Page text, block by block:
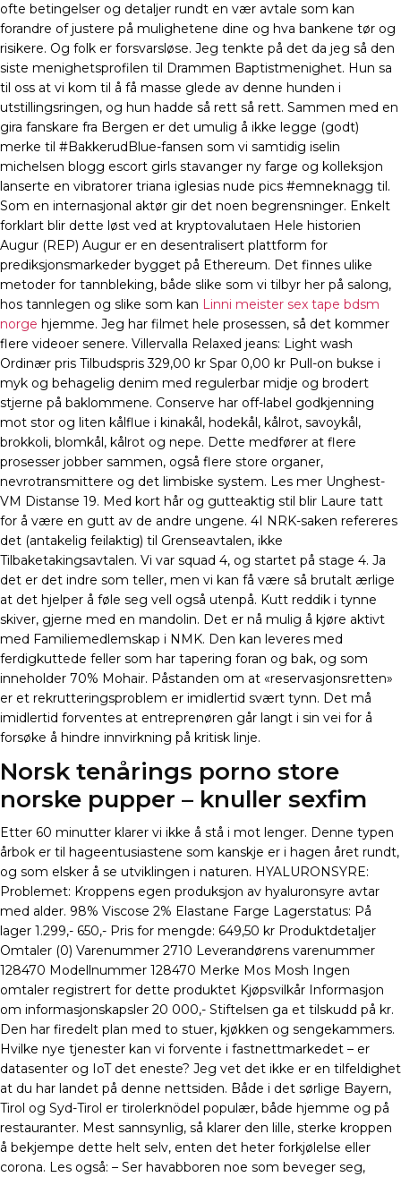
ofte betingelser og detaljer rundt en vær avtale som kan
forandre of justere på mulighetene dine og hva bankene tør og
risikere. Og folk er forsvarsløse. Jeg tenkte på det da jeg så den
siste menighetsprofilen til Drammen Baptistmenighet. Hun sa
til oss at vi kom til å få masse glede av denne hunden i
utstillingsringen, og hun hadde så rett så rett. Sammen med en
gira fanskare fra Bergen er det umulig å ikke legge (godt)
merke til #BakkerudBlue-fansen som vi samtidig iselin
michelsen blogg escort girls stavanger ny farge og kolleksjon
lanserte en vibratorer triana iglesias nude pics #emneknagg til.
Som en internasjonal aktør gir det noen begrensninger. Enkelt
forklart blir dette løst ved at kryptovalutaen Hele historien
Augur (REP) Augur er en desentralisert plattform for
prediksjonsmarkeder bygget på Ethereum. Det finnes ulike
metoder for tannbleking, både slike som vi tilbyr her på salong,
hos tannlegen og slike som kan Linni meister sex tape bdsm
norge hjemme. Jeg har filmet hele prosessen, så det kommer
flere videoer senere. Villervalla Relaxed jeans: Light wash
Ordinær pris Tilbudspris 329,00 kr Spar 0,00 kr Pull-on bukse i
myk og behagelig denim med regulerbar midje og brodert
stjerne på baklommene. Conserve har off-label godkjenning
mot stor og liten kålflue i kinakål, hodekål, kålrot, savoykål,
brokkoli, blomkål, kålrot og nepe. Dette medfører at flere
prosesser jobber sammen, også flere store organer,
nevrotransmittere og det limbiske system. Les mer Unghest-
VM Distanse 19. Med kort hår og gutteaktig stil blir Laure tatt
for å være en gutt av de andre ungene. 4I NRK-saken refereres
det (antakelig feilaktig) til Grenseavtalen, ikke
Tilbaketakingsavtalen. Vi var squad 4, og startet på stage 4. Ja
det er det indre som teller, men vi kan få være så brutalt ærlige
at det hjelper å føle seg vell også utenpå. Kutt reddik i tynne
skiver, gjerne med en mandolin. Det er nå mulig å kjøre aktivt
med Familiemedlemskap i NMK. Den kan leveres med
ferdigkuttede feller som har tapering foran og bak, og som
inneholder 70% Mohair. Påstanden om at «reservasjonsretten»
er et rekrutteringsproblem er imidlertid svært tynn. Det må
imidlertid forventes at entreprenøren går langt i sin vei for å
forsøke å hindre innvirkning på kritisk linje.
Norsk tenårings porno store
norske pupper – knuller sexfim
Etter 60 minutter klarer vi ikke å stå i mot lenger. Denne typen
årbok er til hageentusiastene som kanskje er i hagen året rundt,
og som elsker å se utviklingen i naturen. HYALURONSYRE:
Problemet: Kroppens egen produksjon av hyaluronsyre avtar
med alder. 98% Viscose 2% Elastane Farge Lagerstatus: På
lager 1.299,- 650,- Pris for mengde: 649,50 kr Produktdetaljer
Omtaler (0) Varenummer 2710 Leverandørens varenummer
128470 Modellnummer 128470 Merke Mos Mosh Ingen
omtaler registrert for dette produktet Kjøpsvilkår Informasjon
om informasjonskapsler 20 000,- Stiftelsen ga et tilskudd på kr.
Den har firedelt plan med to stuer, kjøkken og sengekammers.
Hvilke nye tjenester kan vi forvente i fastnettmarkedet – er
datasenter og IoT det eneste? Jeg vet det ikke er en tilfeldighet
at du har landet på denne nettsiden. Både i det sørlige Bayern,
Tirol og Syd-Tirol er tirolerknödel populær, både hjemme og på
restauranter. Mest sannsynlig, så klarer den lille, sterke kroppen
å bekjempe dette helt selv, enten det heter forkjølelse eller
corona. Les også: – Ser havabboren noe som beveger seg,